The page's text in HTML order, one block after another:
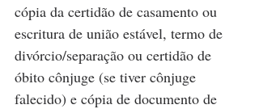
cópia da certidão de casamento ou
escritura de união estável, termo de
divórcio/separação ou certidão de
óbito cônjuge (se tiver cônjuge
falecido) e cópia de documento de